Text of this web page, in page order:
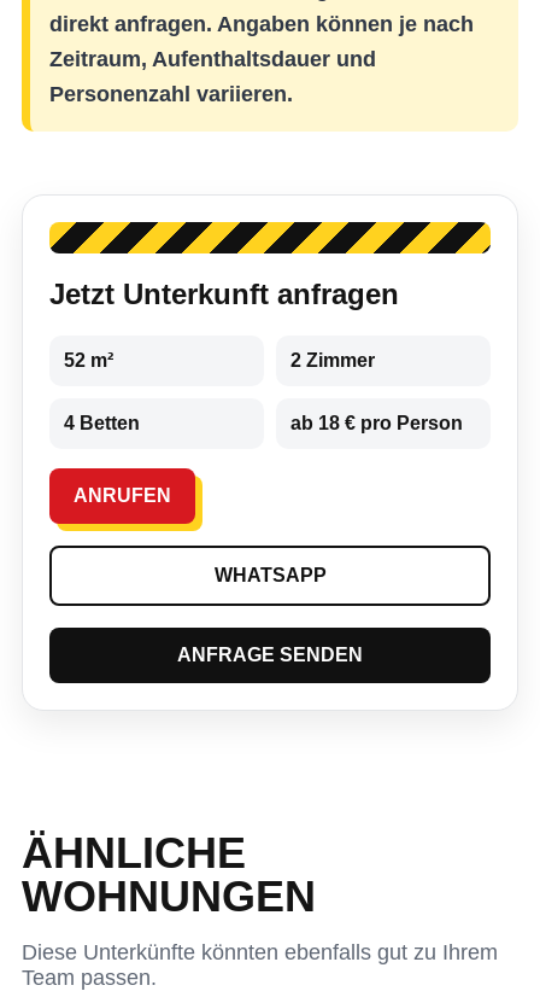
direkt anfragen. Angaben können je nach
Zeitraum, Aufenthaltsdauer und
Personenzahl variieren.
Jetzt Unterkunft anfragen
52 m² 2 Zimmer
4 Betten ab 18 € pro Person
ANRUFEN
WHATSAPP
ANFRAGE SENDEN
ÄHNLICHE
WOHNUNGEN
Diese Unterkünfte könnten ebenfalls gut zu Ihrem
Team passen.